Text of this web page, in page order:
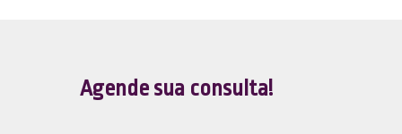
Agende sua consulta!